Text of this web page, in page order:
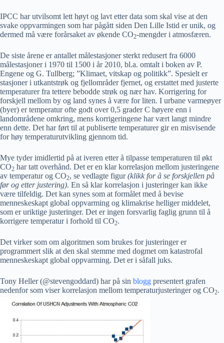
IPCC har utvilsomt lett høyt og lavt etter data som skal vise at den
svake oppvarmingen som har pågått siden Den Lille Istid er unik, og
dermed må være forårsaket av økende CO2-mengder i atmosfæren.
De siste årene er antallet målestasjoner sterkt redusert fra 6000
målestasjoner i 1970 til 1500 i år 2010, bl.a. omtalt i boken av P.
Engene og G. Tullberg; ”Klimaet, vitskap og politikk”. Spesielt er
stasjoner i utkantstrøk og fjellområder fjernet, og erstattet med justerte
temperaturer fra tettere bebodde strøk og nær hav. Korrigering for
forskjell mellom by og land synes å være for liten. I urbane varmeøyer
(byer) er temperatur ofte godt over 0,5 grader C høyere enn i
landområdene omkring, mens korrigeringene har vært langt mindre
enn dette. Det har ført til at publiserte temperaturer gir en misvisende
for høy temperaturutvikling gjennom tid.
Mye tyder imidlertid på at iveren etter å tilpasse temperaturen til økt
CO2 har tatt overhånd. Det er en klar korrelasjon mellom justeringene
av temperatur og CO2, se vedlagte figur(klikk for å se forskjellen på
før og etter justering). En så klar korrelasjon i justeringer kan ikke
være tilfeldig. Det kan synes som at formålet med å bevise
menneskeskapt global oppvarming og klimakrise helliger middelet,
som er uriktige justeringer. Det er ingen forsvarlig faglig grunn til å
korrigere temperatur i forhold til CO2.
Det virker som om algoritmen som brukes for justeringer er
programmert slik at den skal stemme med dogmet om katastrofal
menneskeskapt global oppvarming. Det er i såfall juks.
Tony Heller (@stevengoddard) har på sin blogg presentert grafen
nedenfor som viser korrelasjon mellom temperaturjusteringer og CO2.